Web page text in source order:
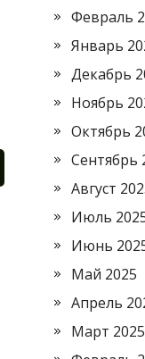
Февраль
Январь
Декабрь
Ноябрь
Октябрь
Сентябрь
Август
Июль
Июнь
Май 2025
Апрель
Март 2025